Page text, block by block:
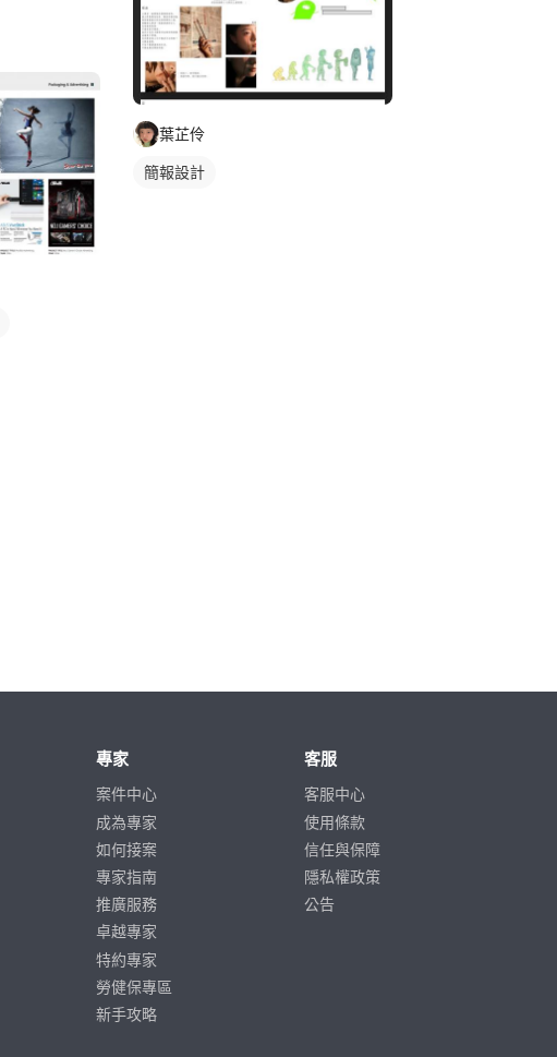
葉芷伶
簡報設計
專家
案件中心
成為專家
如何接案
專家指南
推廣服務
卓越專家
特約專家
勞健保專區
新手攻略
客服
客服中心
使用條款
信任與保障
隱私權政策
公告